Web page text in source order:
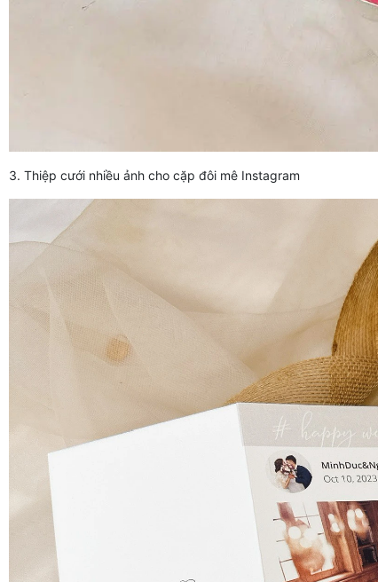
3. Thiệp cưới nhiều ảnh cho cặp đôi mê Instagram